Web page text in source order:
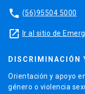
phone (56)95504 5000
launch Ir al sitio de
DISCRIMINACIÓN
Orientación y apoyo
género o violencia